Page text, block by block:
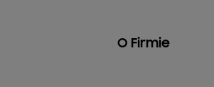
O Firmie